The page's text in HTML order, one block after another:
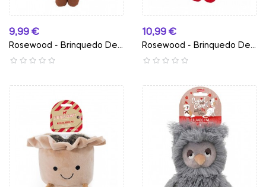
Preço
9,99 €
Rosewood - Brinquedo De...
Preço
10,99 €
Rosewood - Brinquedo De...